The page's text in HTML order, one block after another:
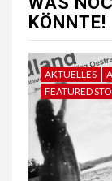
KÖNNTE!
AKTUELLES
FEATURED